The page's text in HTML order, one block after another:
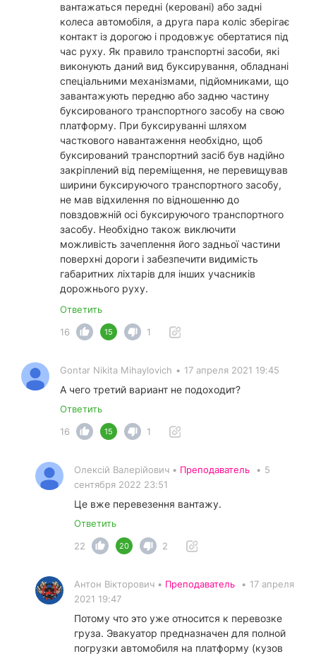
вантажаться передні (керовані) або задні
колеса автомобіля, а друга пара коліс зберігає
контакт із дорогою і продовжує обертатися під
час руху. Як правило транспортні засоби, які
виконують даний вид буксирування, обладнані
спеціальними механізмами, підйомниками, що
завантажують передню або задню частину
буксированого транспортного засобу на свою
платформу. При буксируванні шляхом
часткового навантаження необхідно, щоб
буксирований транспортний засіб був надійно
закріплений від переміщення, не перевищував
ширини буксируючого транспортного засобу,
не мав відхилення по відношенню до
повздовжній осі буксируючого транспортного
засобу. Необхідно також виключити
можливість зачеплення його задньої частини
поверхні дороги і забезпечити видимість
габаритних ліхтарів для інших учасників
дорожнього руху.
Ответить
16
15 1
Gontar Nikita Mihaylovich • 17 апреля 2021 19:45
А чего третий вариант не подоходит?
Ответить
16
15 1
Олексій Валерійович • Преподаватель • 5
сентября 2022 23:51
Це вже перевезення вантажу.
Ответить
22
20 2
Антон Вікторович • Преподаватель • 17 апреля
2021 19:47
Потому что это уже относится к перевозке
груза. Эвакуатор предназначен для полной
погрузки автомобиля на платформу (кузов